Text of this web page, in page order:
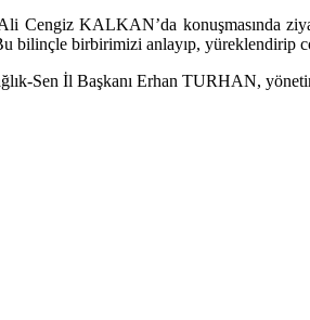
Cengiz KALKAN’da konuşmasında
bilinçle birbirimizi anlayıp, yüreklendirip
Sen İl Başkanı Erhan TURHAN,